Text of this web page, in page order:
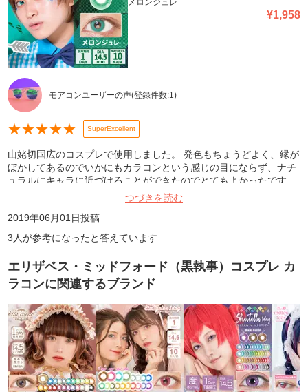
メロンジュレ
¥1,958
モアコンユーザーの声(登録件数:1)
★★★★★ SuperExcellent
山姥切国広のコスプレで使用しました。 発色もちょうどよく、縁が
ぼかしてあるのでいかにもカラコンという感じの目にならず、ナチ
ュラルにキャラに近づけることができたのでとてもよかったです。
乾燥も私はあまりしませんでした。 またリピしようと思います。
つづきを読む
2019年06月01日投稿
3 人が参考になったと答えています
エリザベス・ミッドフォード（黒執事）コスプレ カ
ラコンに関連するブランド